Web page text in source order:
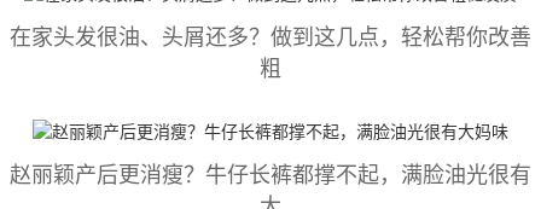
在家头发很油、头屑还多？做到这几点，轻松帮你改善
粗
赵丽颖产后更消瘦？牛仔长裤都撑不起，满脸油光很有